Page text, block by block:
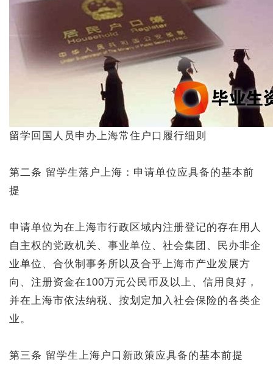
留学回国人员申办上海常住户口履行细则
第二条 留学生落户上海：申请单位应具备的基本前
提
申请单位为在上海市行政区域内注册登记的存在用人
自主权的党政机关、事业单位、社会集团、民办非企
业单位、合伙制事务所以及合乎上海市产业发展方
向、注册资金在100万元公民币及以上、信用良好，
并在上海市依法纳税、按划定加入社会保险的各类企
业。
第三条 留学生上海户口新政策应具备的基本前提